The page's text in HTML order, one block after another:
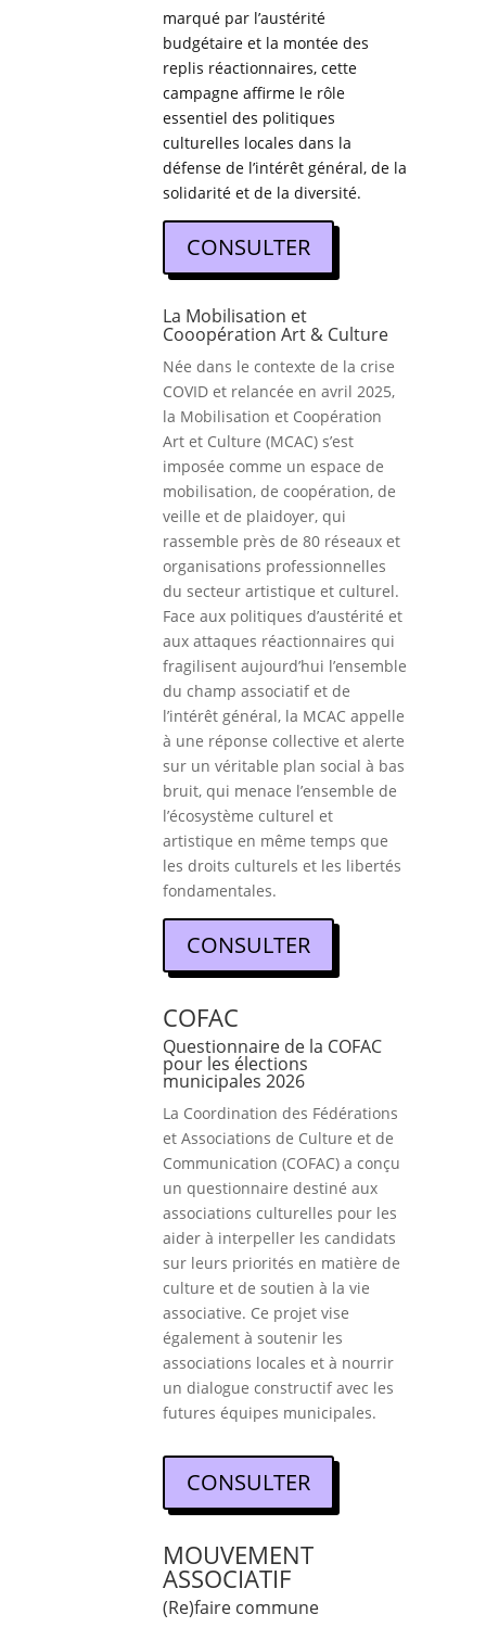
marqué par l’austérité
budgétaire et la montée des
replis réactionnaires, cette
campagne affirme le rôle
essentiel des politiques
culturelles locales dans la
défense de l’intérêt général, de la
solidarité et de la diversité.
CONSULTER
La Mobilisation et
Cooopération Art & Culture
Née dans le contexte de la crise
COVID et relancée en avril 2025,
la Mobilisation et Coopération
Art et Culture (MCAC) s’est
imposée comme un espace de
mobilisation, de coopération, de
veille et de plaidoyer, qui
rassemble près de 80 réseaux et
organisations professionnelles
du secteur artistique et culturel.
Face aux politiques d’austérité et
aux attaques réactionnaires qui
fragilisent aujourd’hui l’ensemble
du champ associatif et de
l’intérêt général, la MCAC appelle
à une réponse collective et alerte
sur un véritable plan social à bas
bruit, qui menace l’ensemble de
l’écosystème culturel et
artistique en même temps que
les droits culturels et les libertés
fondamentales.
CONSULTER
COFAC
Questionnaire de la COFAC
pour les élections
municipales 2026
La Coordination des Fédérations
et Associations de Culture et de
Communication (COFAC) a conçu
un questionnaire destiné aux
associations culturelles pour les
aider à interpeller les candidats
sur leurs priorités en matière de
culture et de soutien à la vie
associative. Ce projet vise
également à soutenir les
associations locales et à nourrir
un dialogue constructif avec les
futures équipes municipales.
CONSULTER
MOUVEMENT
ASSOCIATIF
(Re)faire commune